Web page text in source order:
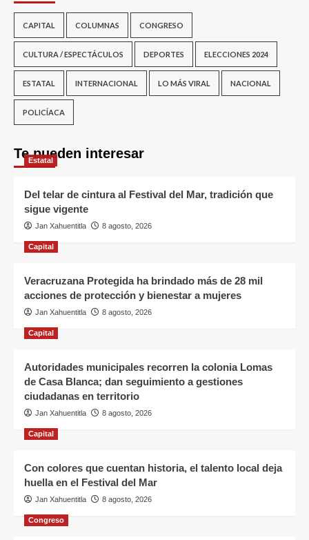
CAPITAL COLUMNAS CONGRESO
CULTURA / ESPECTÁCULOS DEPORTES ELECCIONES 2024
ESTATAL INTERNACIONAL LO MÁS VIRAL NACIONAL
POLICÍACA
Te pueden interesar
Estatal
Del telar de cintura al Festival del Mar, tradición que
sigue vigente
Jan Xahuentitla 8 agosto, 2026
Capital
Veracruzana Protegida ha brindado más de 28 mil
acciones de protección y bienestar a mujeres
Jan Xahuentitla 8 agosto, 2026
Capital
Autoridades municipales recorren la colonia Lomas
de Casa Blanca; dan seguimiento a gestiones
ciudadanas en territorio
Jan Xahuentitla 8 agosto, 2026
Capital
Con colores que cuentan historia, el talento local deja
huella en el Festival del Mar
Jan Xahuentitla 8 agosto, 2026
Congreso